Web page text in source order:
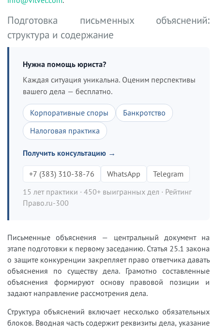
Подготовка письменных объяснений:
структура и содержание
Нужна помощь юриста?
Каждая ситуация уникальна. Оценим перспективы
вашего дела — бесплатно.
Корпоративные споры
Банкротство
Налоговая практика
Получить консультацию →
+7 (383) 310-38-76 WhatsApp
Telegram
15 лет практики · 450+ выигранных дел · Рейтинг
Право.ru-300
Письменные объяснения — центральный документ на
этапе подготовки к первому заседанию. Статья 25.1 закона
о защите конкуренции закрепляет право ответчика давать
объяснения по существу дела. Грамотно составленные
объяснения формируют основу правовой позиции и
задают направление рассмотрения дела.
Структура объяснений включает несколько обязательных
блоков. Вводная часть содержит реквизиты дела, указание